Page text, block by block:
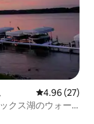
レビュー27
4.96 (27)
クス湖のウォー